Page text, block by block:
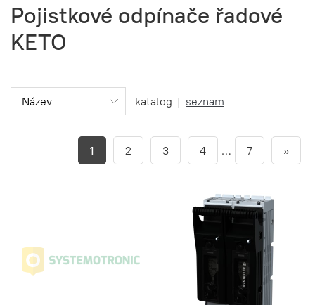
Pojistkové odpínače řadové
KETO
katalog | seznam
1 2 3 4 … 7 »